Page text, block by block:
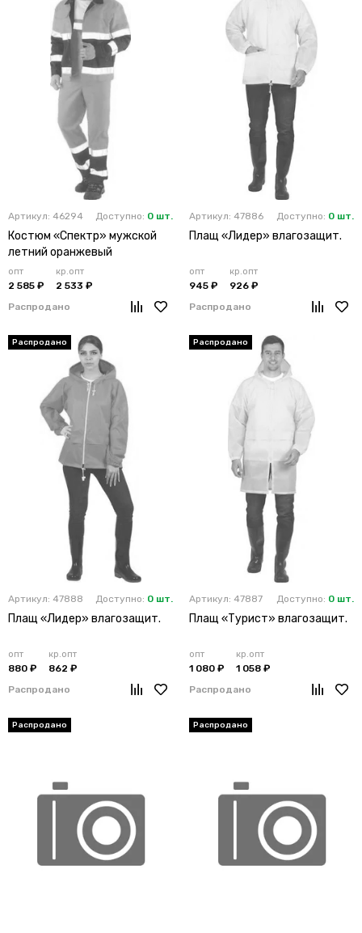
Артикул: 46294 Доступно: 0 шт.
Костюм «Спектр» мужской
летний оранжевый
опт
2 585 ₽
кр.опт
2 533 ₽
Распродано
Артикул: 47886 Доступно: 0 шт.
Плащ «Лидер» влагозащит.
опт
945 ₽
кр.опт
926 ₽
Распродано
Артикул: 47888 Доступно: 0 шт.
Плащ «Лидер» влагозащит.
опт
880 ₽
кр.опт
862 ₽
Распродано
Артикул: 47887 Доступно: 0 шт.
Плащ «Турист» влагозащит.
опт
1 080 ₽
кр.опт
1 058 ₽
Распродано